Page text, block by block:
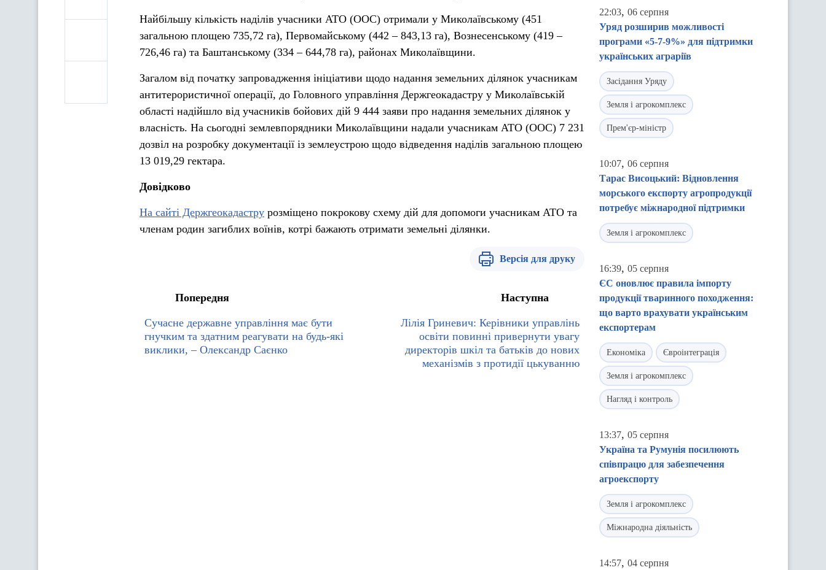
Найбільшу кількість наділів учасники АТО (ООС) отримали у Миколаївському (451
загальною площею 735,72 га), Первомайському (442 – 843,13 га), Вознесенському (419 –
726,46 га) та Баштанському (334 – 644,78 га), районах Миколаївщини.
Загалом від початку запровадження ініціативи щодо надання земельних ділянок учасникам
антитерористичної операції, до Головного управління Держгеокадастру у Миколаївській
області надійшло від учасників бойових дій 9 444 заяви про надання земельних ділянок у
власність. На сьогодні землевпорядники Миколаївщини надали учасникам АТО (ООС) 7 231
дозвіл на розробку документації із землеустрою щодо відведення наділів загальною площею
13 019,29 гектара.
Довідково
На сайті Держгеокадастру розміщено покрокову схему дій для допомоги учасникам АТО та
членам родин загиблих воїнів, котрі бажають отримати земельні ділянки.
Версія для друку
Попередня
Сучасне державне управління має бути
гнучким та здатним реагувати на будь-які
виклики, – Олександр Саєнко
Наступна
Лілія Гриневич: Керівники управлінь
освіти повинні привернути увагу
директорів шкіл та батьків до нових
механізмів з протидії цькуванню
22:03, 06 серпня
Уряд розширив можливості
програми «5-7-9%» для підтримки
українських аграріїв
Засідання Уряду
Земля і агрокомплекс
Прем'єр-міністр
10:07, 06 серпня
Тарас Висоцький: Відновлення
морського експорту агропродукції
потребує міжнародної підтримки
Земля і агрокомплекс
16:39, 05 серпня
ЄС оновлює правила імпорту
продукції тваринного походження:
що варто врахувати українським
експортерам
Економіка Євроінтеграція
Земля і агрокомплекс
Нагляд і контроль
13:37, 05 серпня
Україна та Румунія посилюють
співпрацю для забезпечення
агроекспорту
Земля і агрокомплекс
Міжнародна діяльність
14:57, 04 серпня